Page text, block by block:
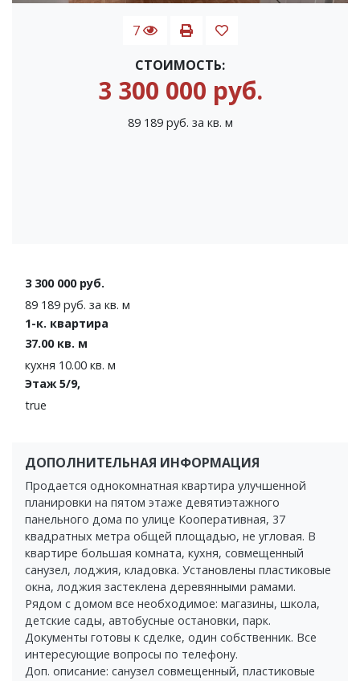
7
СТОИМОСТЬ:
3 300 000 руб.
89 189 руб. за кв. м
3 300 000 руб.
89 189 руб. за кв. м
1-к. квартира
37.00 кв. м
кухня 10.00 кв. м
Этаж 5/9,
true
ДОПОЛНИТЕЛЬНАЯ ИНФОРМАЦИЯ
Продается однокомнатная квартира улучшенной
планировки на пятом этаже девятиэтажного
панельного дома по улице Кооперативная, 37
квадратных метра общей площадью, не угловая. В
квартире большая комната, кухня, совмещенный
санузел, лоджия, кладовка. Установлены пластиковые
окна, лоджия застеклена деревянными рамами.
Рядом с домом все необходимое: магазины, школа,
детские сады, автобусные остановки, парк.
Документы готовы к сделке, один собственник. Все
интересующие вопросы по телефону.
Доп. описание: санузел совмещенный, пластиковые